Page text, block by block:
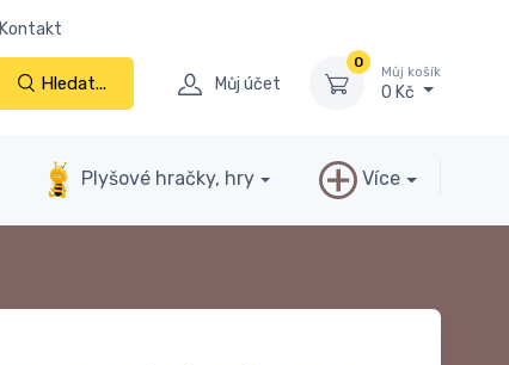
Kontakt
Hledat... Můj účet
0
Můj košík
0 Kč
Plyšové hračky, hry Více